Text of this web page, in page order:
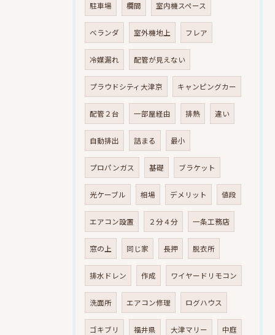
駐車場 欄間 室内機スペース
ベランダ 室外機地上 フレア
冷媒漏れ 配管が見えない
プラウドシティ大津京 キャンピングカー
配管２台 一部屋経由 排熱 違い
自動排出 詰まる 最小
プロパンガス 基礎 ブラケット
光ケーブル 相場 デメリット 値段
エアコン設置 ２分４分 一条工務店
窓の上 同じ家 長押 脱衣所
排水ドレン 作成 ワイヤードリモコン
洗面所 エアコン修理 ログハウス
ゴキブリ 福井県 大津マリー 中庭